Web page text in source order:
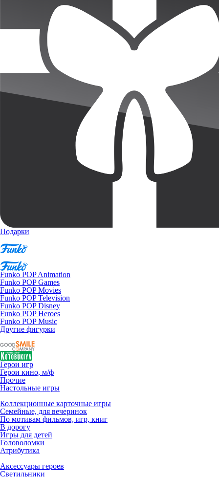
Подарки
Funko POP Animation
Funko POP Games
Funko POP Movies
Funko POP Television
Funko POP Disney
Funko POP Heroes
Funko POP Music
Другие фигурки
Герои игр
Герои кино, м/ф
Прочие
Настольные игры
Коллекционные карточные игры
Семейные, для вечеринок
По мотивам фильмов, игр, книг
В дорогу
Игры для детей
Головоломки
Атрибутика
Аксессуары героев
Светильники